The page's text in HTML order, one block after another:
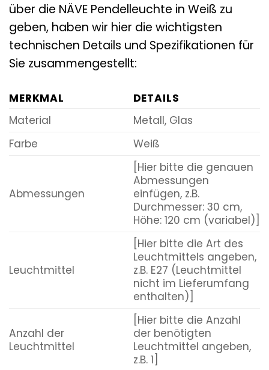
über die NÄVE Pendelleuchte in Weiß zu
geben, haben wir hier die wichtigsten
technischen Details und Spezifikationen für
Sie zusammengestellt:
MERKMAL
DETAILS
Material
Metall, Glas
Farbe
Weiß
Abmessungen
[Hier bitte die genauen
Abmessungen
einfügen, z.B.
Durchmesser: 30 cm,
Höhe: 120 cm (variabel)]
Leuchtmittel
[Hier bitte die Art des
Leuchtmittels angeben,
z.B. E27 (Leuchtmittel
nicht im Lieferumfang
enthalten)]
Anzahl der
Leuchtmittel
[Hier bitte die Anzahl
der benötigten
Leuchtmittel angeben,
z.B. 1]